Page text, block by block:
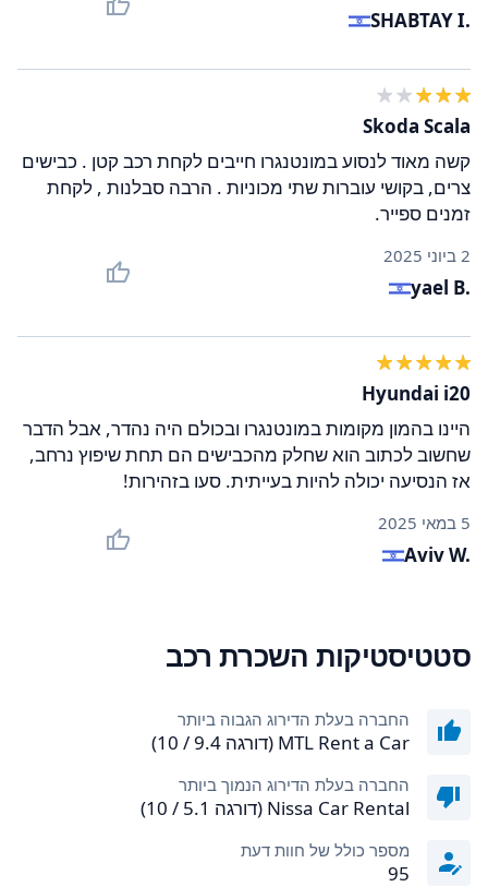
SHABTAY I.
2 ביוני 2025
yael B.
Skoda Scala
קשה מאוד לנסוע במונטנגרו חייבים לקחת רכב קטן . כבישים
צרים, בקושי עוברות שתי מכוניות . הרבה סבלנות , לקחת
זמנים ספייר.
5 במאי 2025
Aviv W.
Hyundai i20
היינו בהמון מקומות במונטנגרו ובכולם היה נהדר, אבל הדבר
שחשוב לכתוב הוא שחלק מהכבישים הם תחת שיפוץ נרחב,
אז הנסיעה יכולה להיות בעייתית. סעו בזהירות!
סטטיסטיקות השכרת רכב
החברה בעלת הדירוג הגבוה ביותר
MTL Rent a Car (דורגה 9.4 / 10)
החברה בעלת הדירוג הנמוך ביותר
Nissa Car Rental (דורגה 5.1 / 10)
מספר כולל של חוות דעת
95